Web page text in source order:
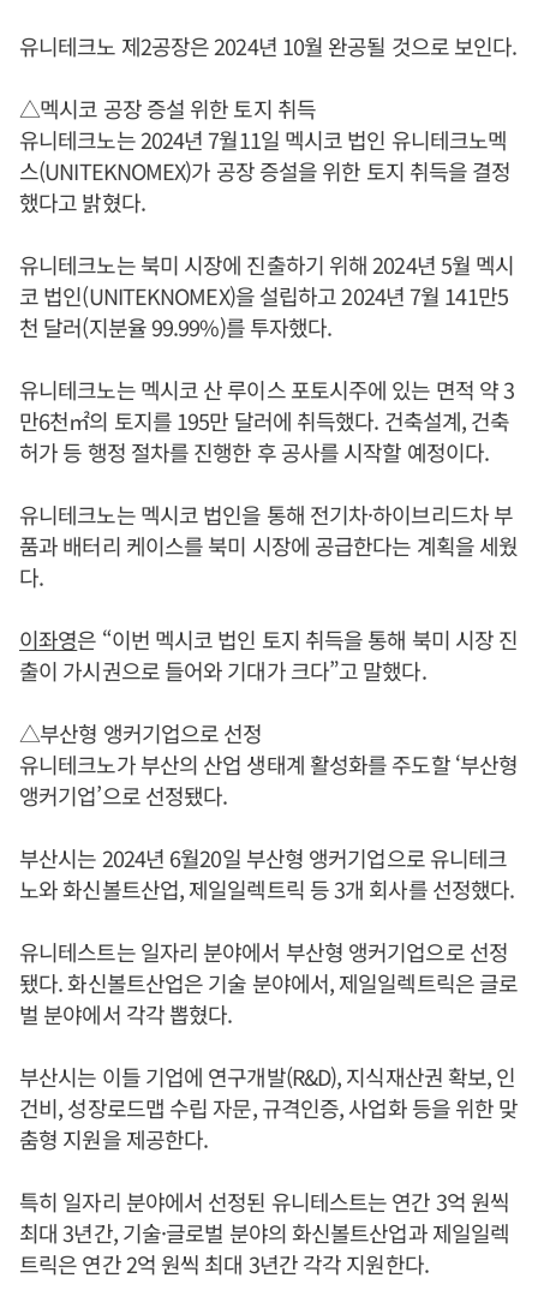
유니테크노 제2공장은 2024년 10월 완공될 것으로 보인다.
△멕시코 공장 증설 위한 토지 취득
유니테크노는 2024년 7월11일 멕시코 법인 유니테크노멕
스(UNITEKNOMEX)가 공장 증설을 위한 토지 취득을 결정
했다고 밝혔다.
유니테크노는 북미 시장에 진출하기 위해 2024년 5월 멕시
코 법인(UNITEKNOMEX)을 설립하고 2024년 7월 141만5
천 달러(지분율 99.99%)를 투자했다.
유니테크노는 멕시코 산 루이스 포토시주에 있는 면적 약 3
만6천㎡의 토지를 195만 달러에 취득했다. 건축설계, 건축
허가 등 행정 절차를 진행한 후 공사를 시작할 예정이다.
유니테크노는 멕시코 법인을 통해 전기차·하이브리드차 부
품과 배터리 케이스를 북미 시장에 공급한다는 계획을 세웠
다.
이좌영은 “이번 멕시코 법인 토지 취득을 통해 북미 시장 진
출이 가시권으로 들어와 기대가 크다”고 말했다.
△부산형 앵커기업으로 선정
유니테크노가 부산의 산업 생태계 활성화를 주도할 ‘부산형
앵커기업’으로 선정됐다.
부산시는 2024년 6월20일 부산형 앵커기업으로 유니테크
노와 화신볼트산업, 제일일렉트릭 등 3개 회사를 선정했다.
유니테스트는 일자리 분야에서 부산형 앵커기업으로 선정
됐다. 화신볼트산업은 기술 분야에서, 제일일렉트릭은 글로
벌 분야에서 각각 뽑혔다.
부산시는 이들 기업에 연구개발(R&D), 지식재산권 확보, 인
건비, 성장로드맵 수립 자문, 규격인증, 사업화 등을 위한 맞
춤형 지원을 제공한다.
특히 일자리 분야에서 선정된 유니테스트는 연간 3억 원씩
최대 3년간, 기술·글로벌 분야의 화신볼트산업과 제일일렉
트릭은 연간 2억 원씩 최대 3년간 각각 지원한다.